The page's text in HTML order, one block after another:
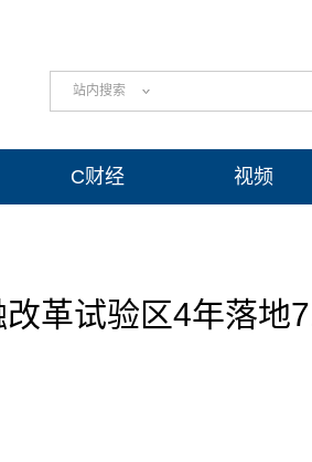
站内搜索
C财经 视频
革试验区4年落地